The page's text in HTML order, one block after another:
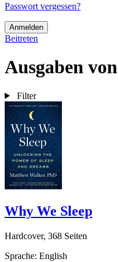
Passwort vergessen?
Anmelden
Beitreten
Ausgaben von
Filter
Why We Sleep
Hardcover, 368 Seiten
Sprache: English